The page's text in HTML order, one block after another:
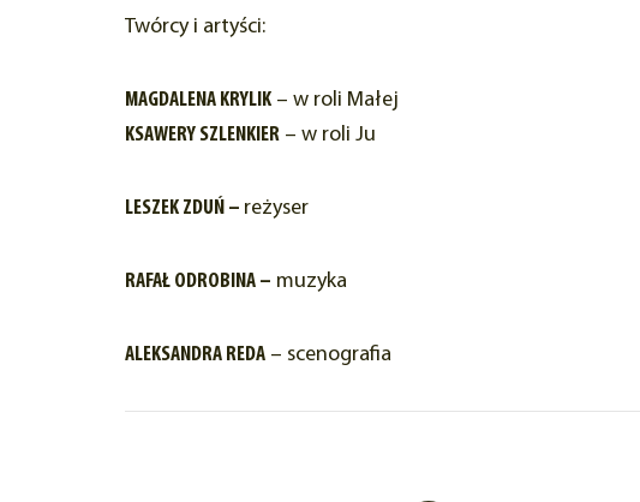
Twórcy i artyści:
MAGDALENA KRYLIK – w roli Małej
KSAWERY SZLENKIER – w roli Ju
LESZEK ZDUŃ – reżyser
RAFAŁ ODROBINA – muzyka
ALEKSANDRA REDA – scenografia